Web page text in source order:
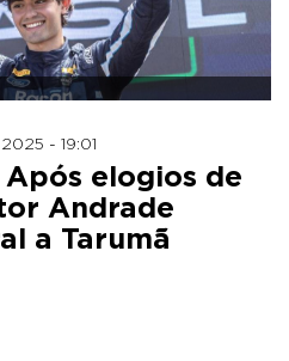
- 19:01
Após elogios de
Andrade
a Tarumã